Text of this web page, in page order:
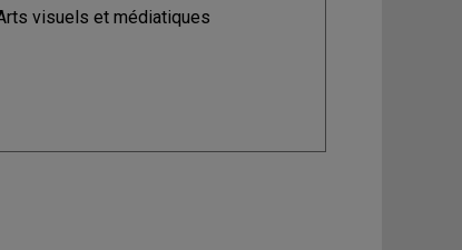
visuels et médiatiques